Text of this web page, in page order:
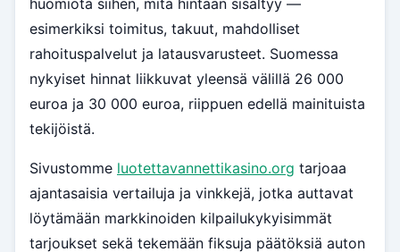
huomiota siihen, mitä hintaan sisältyy —
esimerkiksi toimitus, takuut, mahdolliset
rahoituspalvelut ja latausvarusteet. Suomessa
nykyiset hinnat liikkuvat yleensä välillä 26 000
euroa ja 30 000 euroa, riippuen edellä mainituista
tekijöistä.
Sivustomme luotettavannettikasino.org tarjoaa
ajantasaisia vertailuja ja vinkkejä, jotka auttavat
löytämään markkinoiden kilpailukykyisimmät
tarjoukset sekä tekemään fiksuja päätöksiä auton